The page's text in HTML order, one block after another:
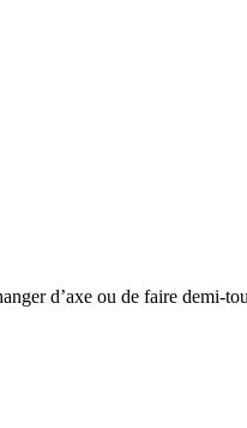
d’axe ou de faire demi-